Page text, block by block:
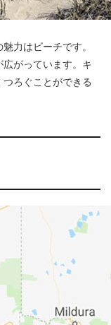
力はビーチです。
がっています。キ
ろぐことができる